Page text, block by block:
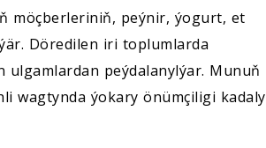
möçberleriniň, peýnir, ýogurt, et
Döredilen iri toplumlarda
ulgamlardan peýdalanylýar. Munuň
wagtynda ýokary önümçiligi kadaly